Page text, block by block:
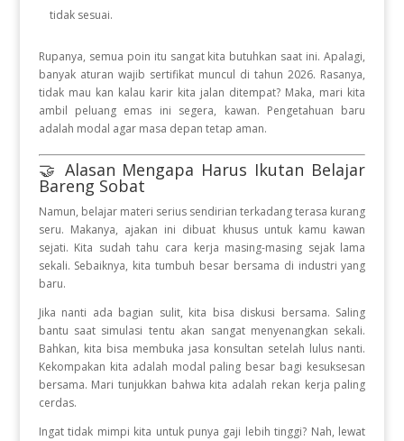
tidak sesuai.
Rupanya, semua poin itu sangat kita butuhkan saat ini. Apalagi,
banyak aturan wajib sertifikat muncul di tahun 2026. Rasanya,
tidak mau kan kalau karir kita jalan ditempat? Maka, mari kita
ambil peluang emas ini segera, kawan. Pengetahuan baru
adalah modal agar masa depan tetap aman.
🤝 Alasan Mengapa Harus Ikutan Belajar
Bareng Sobat
Namun, belajar materi serius sendirian terkadang terasa kurang
seru. Makanya, ajakan ini dibuat khusus untuk kamu kawan
sejati. Kita sudah tahu cara kerja masing-masing sejak lama
sekali. Sebaiknya, kita tumbuh besar bersama di industri yang
baru.
Jika nanti ada bagian sulit, kita bisa diskusi bersama. Saling
bantu saat simulasi tentu akan sangat menyenangkan sekali.
Bahkan, kita bisa membuka jasa konsultan setelah lulus nanti.
Kekompakan kita adalah modal paling besar bagi kesuksesan
bersama. Mari tunjukkan bahwa kita adalah rekan kerja paling
cerdas.
Ingat tidak mimpi kita untuk punya gaji lebih tinggi? Nah, lewat